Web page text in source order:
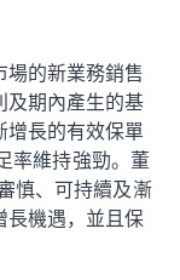
場的新業務銷售
及期內產生的基
長的有效保單
率維持強勁。董
慎、可持續及漸
長機遇，並且保